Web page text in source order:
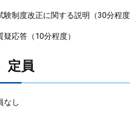
制度改正に関する説明（30分程度
応答（10分程度）
員
し